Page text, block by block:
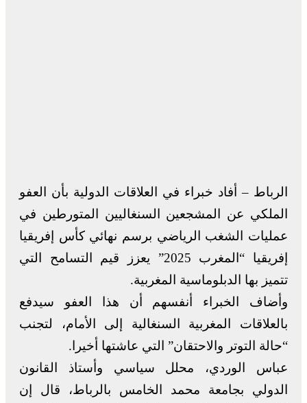
الرباط – أفاد خبراء في العلاقات الدولية بأن العفو
الملكي عن المشجعين السنغاليين المتورطين في
عمليات الشغب الرياضي برسم نهائي كأس إفريقيا
إفريقيا “المغرب 2025” يعزز قيم التسامح التي
تتميز بها الدبلوماسية المغربية.
وأضاف الخبراء أنفسهم أن هذا العفو سيدفع
بالعلاقات المغربية السنغالية إلى الأمام، لتجنب
“حالة التوتر والاحتقان” التي عاشتها أخيرا.
عباس الوردي، محلل سياسي وأستاذ القانون
الدولي بجامعة محمد الخامس بالرباط، قال إن